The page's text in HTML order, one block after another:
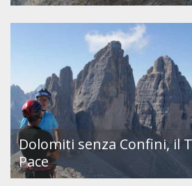
Dolomiti senza Confini, il
Pace